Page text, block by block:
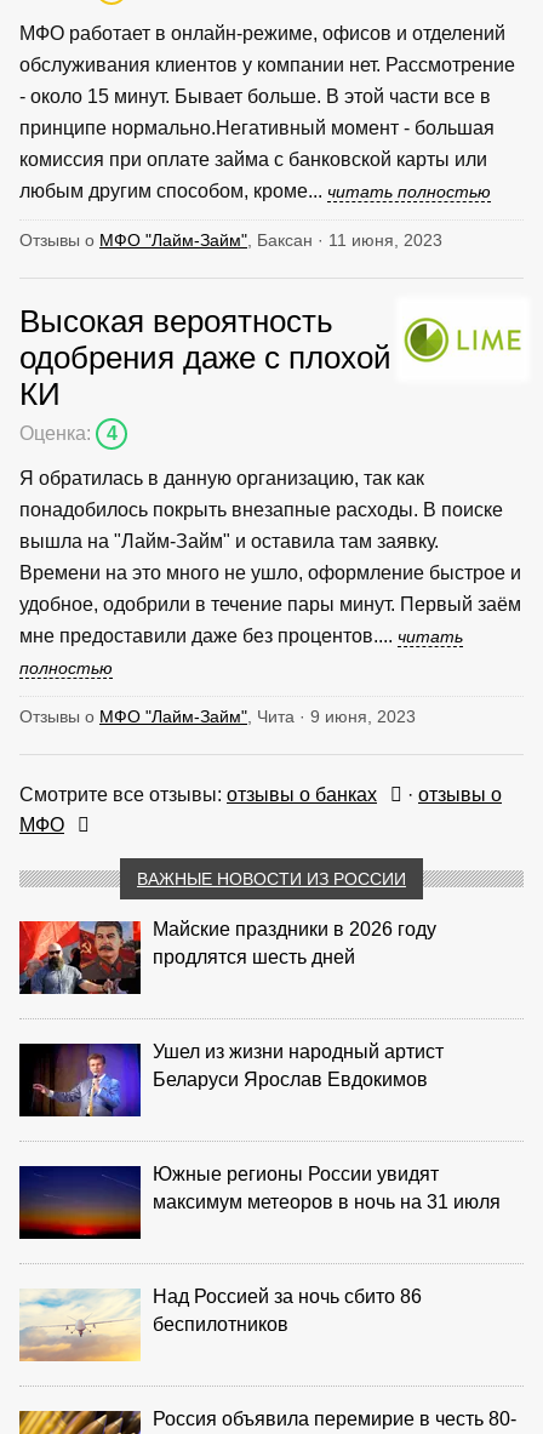
МФО работает в онлайн-режиме, офисов и отделений
обслуживания клиентов у компании нет. Рассмотрение
- около 15 минут. Бывает больше. В этой части все в
принципе нормально.Негативный момент - большая
комиссия при оплате займа с банковской карты или
любым другим способом, кроме... читать полностью
Отзывы о МФО "Лайм-Займ" , Баксан · 11 июня, 2023
Высокая вероятность
одобрения даже с плохой
КИ
Оценка: 4
Я обратилась в данную организацию, так как
понадобилось покрыть внезапные расходы. В поиске
вышла на "Лайм-Займ" и оставила там заявку.
Времени на это много не ушло, оформление быстрое и
удобное, одобрили в течение пары минут. Первый заём
мне предоставили даже без процентов.... читать
полностью
Отзывы о МФО "Лайм-Займ" , Чита · 9 июня, 2023
Смотрите все отзывы: отзывы о банках · отзывы о
МФО
ВАЖНЫЕ НОВОСТИ ИЗ РОССИИ
Майские праздники в 2026 году
продлятся шесть дней
Ушел из жизни народный артист
Беларуси Ярослав Евдокимов
Южные регионы России увидят
максимум метеоров в ночь на 31 июля
Над Россией за ночь сбито 86
беспилотников
Россия объявила перемирие в честь 80-